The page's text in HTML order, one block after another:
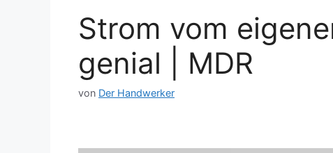
Strom vom
genial | MDR
von Der Handwerker